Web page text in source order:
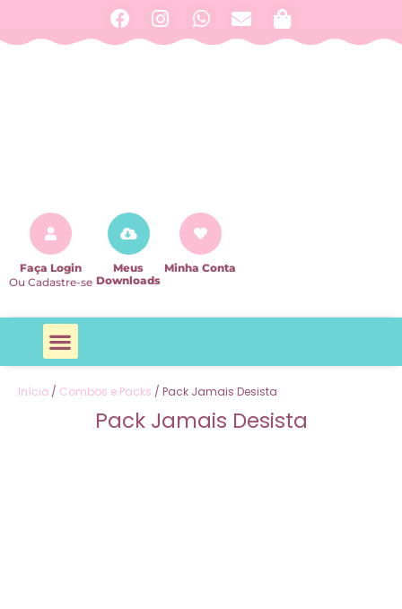
Faça Login
Ou Cadastre-se
Meus
Downloads
Minha Conta
Início / Combos e Packs / Pack Jamais Desista
Pack Jamais Desista